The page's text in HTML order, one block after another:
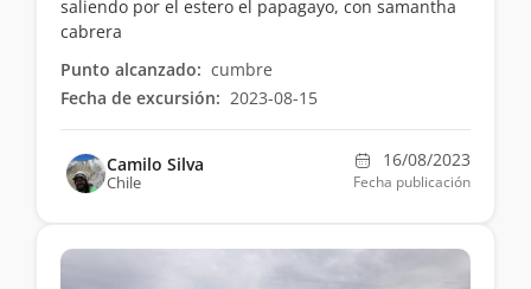
saliendo por el estero el papagayo, con samantha
cabrera
Punto alcanzado: cumbre
Fecha de excursión: 2023-08-15
Camilo Silva
Chile
16/08/2023
Fecha publicación